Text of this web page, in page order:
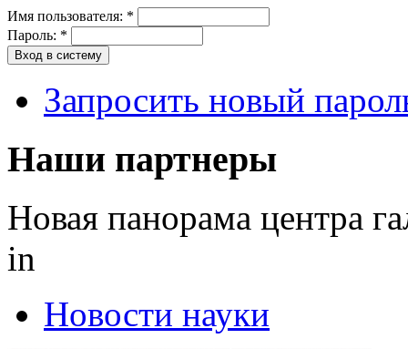
Имя пользователя: *
Пароль: *
Запросить новый
Наши партнеры
Новая панорама центра
in
Новости науки